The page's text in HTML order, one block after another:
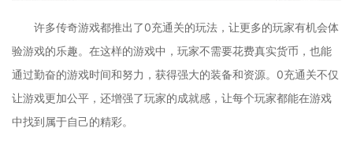
许多传奇游戏都推出了0充通关的玩法，让更多的玩家有机会体
验游戏的乐趣。在这样的游戏中，玩家不需要花费真实货币，也能
通过勤奋的游戏时间和努力，获得强大的装备和资源。0充通关不仅
让游戏更加公平，还增强了玩家的成就感，让每个玩家都能在游戏
中找到属于自己的精彩。